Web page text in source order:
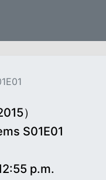
）
S01E01
p.m.